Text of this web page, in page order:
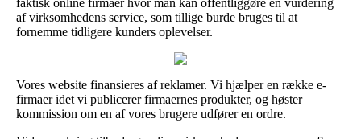
af virksomhedens service, som tillige burde bruges til at
fornemme tidligere kunders oplevelser.
Vores website finansieres af reklamer. Vi hjælper en række e-
firmaer idet vi publicerer firmaernes produkter, og høster
kommission om en af vores brugere udfører en ordre.